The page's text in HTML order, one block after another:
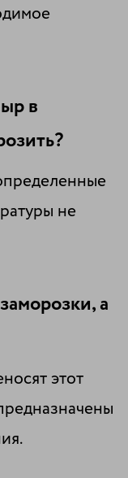
в
не
а
этот